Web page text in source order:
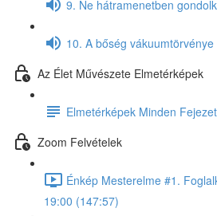
9. Ne hátramenetben
10. A bőség vákuumtörvénye
Az Élet Művészete Elmetérképek
Elmetérképek Minden
Zoom Felvételek
Énkép Mesterelme #1.
19:00 (147:57)